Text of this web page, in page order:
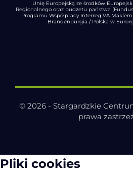
Unię Europejską ze środków
Regionalnego oraz budżetu państwa
Programu Współpracy Interreg VA
Brandenburgia / Polska w
© 2026 - Stargardzkie
prawa
Pliki cookies